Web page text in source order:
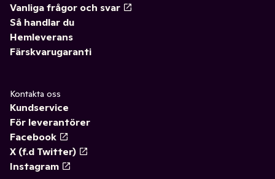
Vanliga frågor och svar
Så handlar du
Hemleverans
Färskvarugaranti
Kontakta oss
Kundservice
För leverantörer
Facebook
X (f.d Twitter)
Instagram